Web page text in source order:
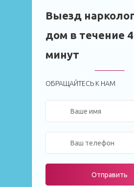
Выезд
дом в течение
минут
ОБРАЩАЙТЕСЬ К НАМ
Отправить